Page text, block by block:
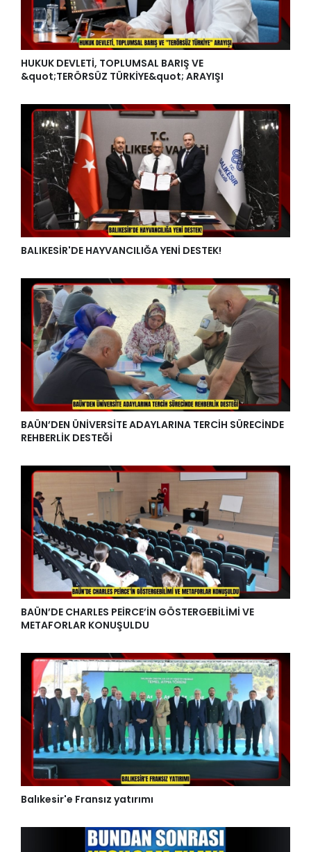
HUKUK DEVLETİ, TOPLUMSAL BARIŞ VE
&quot;TERÖRSÜZ TÜRKİYE&quot; ARAYIŞI
BALIKESİR'DE HAYVANCILIĞA YENİ DESTEK!
BAÜN’DEN ÜNİVERSİTE ADAYLARINA TERCİH SÜRECİNDE
REHBERLİK DESTEĞİ
BAÜN’DE CHARLES PEİRCE’İN GÖSTERGEBİLİMİ VE
METAFORLAR KONUŞULDU
Balıkesir'e Fransız yatırımı